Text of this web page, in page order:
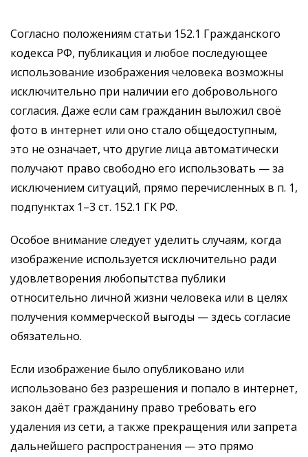
Согласно положениям статьи 152.1 Гражданского
кодекса РФ, публикация и любое последующее
использование изображения человека возможны
исключительно при наличии его добровольного
согласия. Даже если сам гражданин выложил своё
фото в интернет или оно стало общедоступным,
это не означает, что другие лица автоматически
получают право свободно его использовать — за
исключением ситуаций, прямо перечисленных в п. 1,
подпунктах 1–3 ст. 152.1 ГК РФ.
Особое внимание следует уделить случаям, когда
изображение используется исключительно ради
удовлетворения любопытства публики
относительно личной жизни человека или в целях
получения коммерческой выгоды — здесь согласие
обязательно.
Если изображение было опубликовано или
использовано без разрешения и попало в интернет,
закон даёт гражданину право требовать его
удаления из сети, а также прекращения или запрета
дальнейшего распространения — это прямо